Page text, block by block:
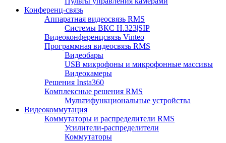
Конференц-связь
Аппаратная видеосвязь RMS
Системы ВКС H.323|SIP
Видеоконференцсвязь Vinteo
Программная видеосвязь RMS
Видеобары
USB микрофоны и микрофонные массивы
Видеокамеры
Решения Insta360
Комплексные решения RMS
Мультифункциональные устройства
Видеокоммутация
Коммутаторы и распределители RMS
Усилители-распределители
Коммутаторы